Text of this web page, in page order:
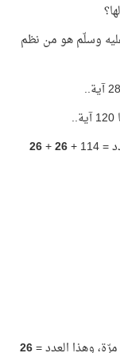
وسلّم هو من نظم
26
+
26
26